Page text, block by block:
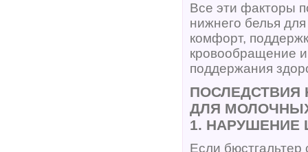
Все эти факторы
нижнего белья
комфорт,
кровообращение
поддержания
ПОСЛЕДСТВИЯ
ДЛЯ
1. НАРУШЕНИЕ
Если бюстгальтер